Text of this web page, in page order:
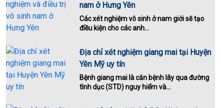
nam ở Hưng Yên
Các xét nghiệm vô sinh ở nam giới sẽ tạo
điều kiện cho các anh...
Địa chỉ xét nghiệm giang mai tại Huyện
Yên Mỹ uy tín
Bệnh giang mai là căn bệnh lây qua đường
tình dục (STD) nguy hiểm và...